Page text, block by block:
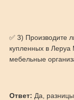
✅ 3) Производите
купленных в
мебельные
Ответ: Да,